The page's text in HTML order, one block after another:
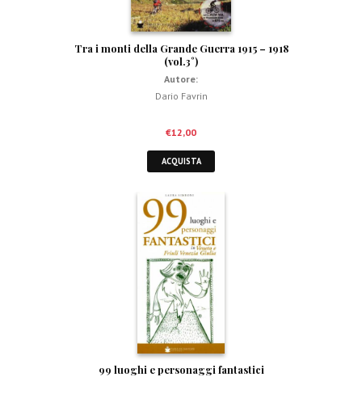
Tra i monti della Grande Guerra 1915 – 1918
(vol.3°)
Autore:
Dario Favrin
€12,00
ACQUISTA
99 luoghi e personaggi fantastici